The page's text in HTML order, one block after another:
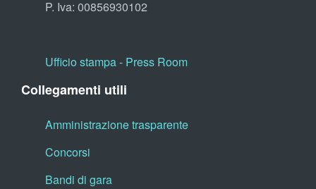
P. Iva: 00856930102
Ufficio stampa - Press Room
Collegamenti utili
Amministrazione trasparente
Concorsi
Bandi di gara